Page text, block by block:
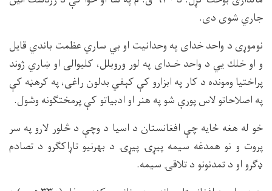
جاري شوى دى.
نوموړى د واحد خداى په وحدانيت او بي ساري عظمت باندي قايل
و او خلك يي د واحد خـداى په لور وروبلل، كليوالى او ښاري ژوند
پراختيا ومونده د كار په ابزارو كې كېفي بدلون راغى، په كرهڼه كې
په اصلاحاتو لاس پورې شو په هنر او ادبياتو كې پرمختګونه وشول.
خو له هغه ځايه چې افغانستان د اسيا د وچې د څلور لارو په سر
پروت و نو همدغه سيمه پيړۍ پيړۍ د بهرنيو تاړاكګرو د تصادم
ډګرو او د تمدنونو د تلاقۍ سيمه.